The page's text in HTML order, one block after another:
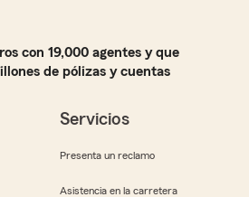
con 19,000 agentes y que
de pólizas y cuentas
Servicios
Presenta un reclamo
Asistencia en la carretera